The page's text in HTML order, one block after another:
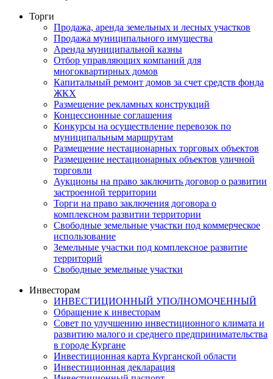
Торги
Продажа, аренда земельных и лесных участков
Продажа муниципального имущества
Аренда муниципальной казны
Отбор управляющих компаний для
многоквартирных домов
Капитальный ремонт домов за счет средств фонда
ЖКХ
Размещение рекламных конструкций
Концессионные соглашения
Конкурсы на осуществление перевозок по
муниципальным маршрутам
Размещение нестационарных торговых объектов
Размещение нестационарных объектов уличной
торговли
Аукционы на право заключить договор о развитии
застроенной территории
Торги на право заключения договора о
комплексном развитии территории
Свободные земельные участки под коммерческое
использование
Земельные участки под комплексное развитие
территорий
Свободные земельные участки
Инвесторам
ИНВЕСТИЦИОННЫЙ УПОЛНОМОЧЕННЫЙ
Обращение к инвесторам
Совет по улучшению инвестиционного климата и
развитию малого и среднего предпринимательства
в городе Кургане
Инвестиционная карта Курганской области
Инвестиционная декларация